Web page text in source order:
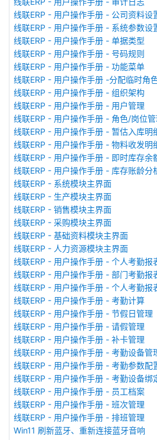
线联ERP - 用户操作手册 - 公司资料设
线联ERP - 用户操作手册 - 系统参数设
线联ERP - 用户操作手册 - 单据类型
线联ERP - 用户操作手册 - 号码规则
线联ERP - 用户操作手册 - 功能菜单
线联ERP - 用户操作手册 -分配临时角
线联ERP - 用户操作手册 - 组织架构
线联ERP - 用户操作手册 - 用户管理
线联ERP - 用户操作手册 - 角色/岗位管
线联ERP - 用户操作手册 - 暂估入库明
线联ERP - 用户操作手册 - 物料收发明
线联ERP - 用户操作手册 - 即时库存余
线联ERP - 用户操作手册 - 库存账龄分
线联ERP - 系统模块主界面
线联ERP - 生产模块主界面
线联ERP - 销售模块主界面
线联ERP - 采购模块主界面
线联ERP - 基础资料模块主界面
线联ERP - 人力资源模块主界面
线联ERP - 用户操作手册 - 个人考勤报
线联ERP - 用户操作手册 - 部门考勤报
线联ERP - 用户操作手册 - 个人考勤报
线联ERP - 用户操作手册 - 考勤计算
线联ERP - 用户操作手册 - 节假日管理
线联ERP - 用户操作手册 - 请假管理
线联ERP - 用户操作手册 - 补卡管理
线联ERP - 用户操作手册 - 考勤设备管
线联ERP - 用户操作手册 - 考勤参数配
线联ERP - 用户操作手册 - 考勤设备绑
线联ERP - 用户操作手册 - 员工档案
线联ERP - 用户操作手册 - 班次管理
线联ERP - 用户操作手册 - 排班管理
Win11 刷新蓝牙、重新连接蓝牙音响